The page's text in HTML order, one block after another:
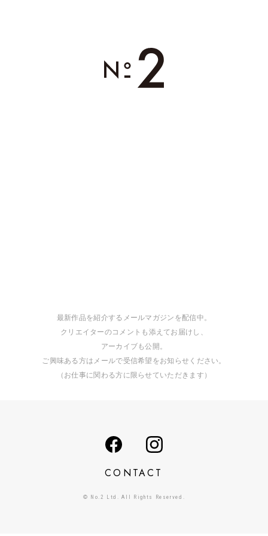
最新作品を紹介するメールマガジンを配信中。
クリエイターのコメントも添えてお届けし、
アーカイブも公開。
ご興味ある方はメールで受信希望をお知らせください。
（お仕事に関わる方に限らせていただきます）
CONTACT
© No.2 Ltd. All Rights Reserved.